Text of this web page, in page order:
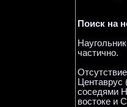
Поиск на
частично.
Центаврус
соседями
востоке и